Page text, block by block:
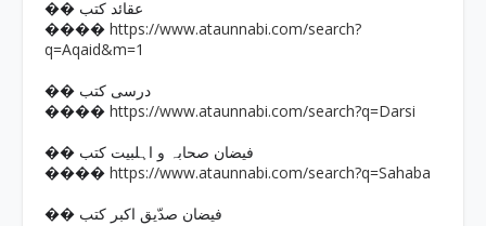
�� عقائد کتب
���� https://www.ataunnabi.com/search?
q=Aqaid&m=1
�� درسی کتب
���� https://www.ataunnabi.com/search?q=Darsi
�� فیضان صحابہ و اہلبیت کتب
���� https://www.ataunnabi.com/search?q=Sahaba
�� فیضان صدّیق اکبر کتب